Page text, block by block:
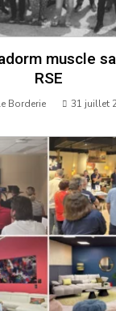
muscle
RSE
Borderie 31 juillet